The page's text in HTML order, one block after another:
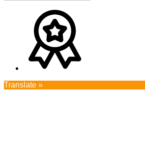
Translate »